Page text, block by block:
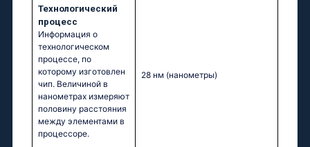
Технологический
процесс
Информация о
технологическом
процессе, по
которому изготовлен
чип. Величиной в
нанометрах измеряют
половину расстояния
между элементами в
процессоре.
28 нм (нанометры)